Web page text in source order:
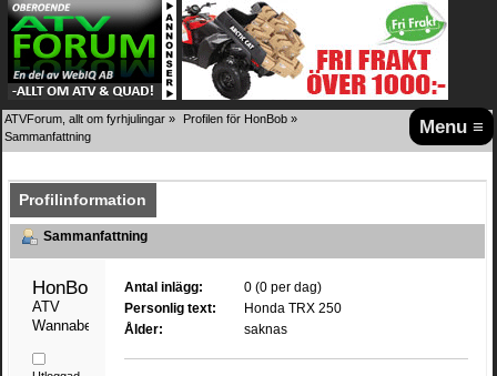
Menu ≡
ATVForum, allt om fyrhjulingar » Profilen för HonBob »
Sammanfattning
Profilinformation
Sammanfattning
ATV
Wannabe
Antal inlägg:
0 (0 per dag)
Personlig text:
Honda TRX 250
Ålder:
saknas